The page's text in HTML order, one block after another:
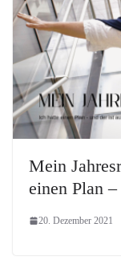
Mein
einen Plan
20. Dezember 2021